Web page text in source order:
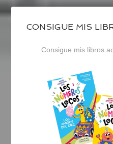
CONSIGUE MIS
Consigue mis libros